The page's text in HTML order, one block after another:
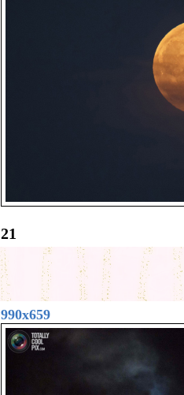
21
990x659